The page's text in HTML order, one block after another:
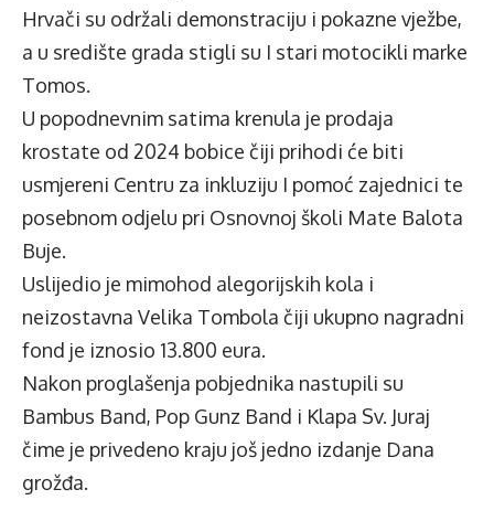
Hrvači su održali demonstraciju i pokazne vježbe,
a u središte grada stigli su I stari motocikli marke
Tomos.
U popodnevnim satima krenula je prodaja
krostate od 2024 bobice čiji prihodi će biti
usmjereni Centru za inkluziju I pomoć zajednici te
posebnom odjelu pri Osnovnoj školi Mate Balota
Buje.
Uslijedio je mimohod alegorijskih kola i
neizostavna Velika Tombola čiji ukupno nagradni
fond je iznosio 13.800 eura.
Nakon proglašenja pobjednika nastupili su
Bambus Band, Pop Gunz Band i Klapa Sv. Juraj
čime je privedeno kraju još jedno izdanje Dana
grožđa.